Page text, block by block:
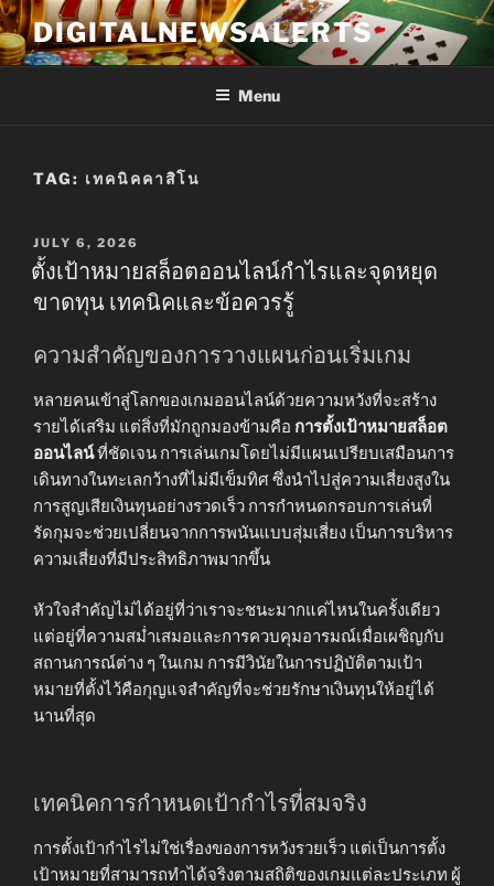
Skip
to
content
DIGITALNEWSALERTS
Menu
TAG: เทคนิคคาสิโน
POSTED
ON
JULY 6, 2026
ตั้งเป้าหมายสล็อตออนไลน์กำไรและจุดหยุด
ขาดทุน เทคนิคและข้อควรรู้
ความสำคัญของการวางแผนก่อนเริ่มเกม
หลายคนเข้าสู่โลกของเกมออนไลน์ด้วยความหวังที่จะสร้าง
รายได้เสริม แต่สิ่งที่มักถูกมองข้ามคือ การตั้งเป้าหมายสล็อต
ออนไลน์ที่ชัดเจน การเล่นเกมโดยไม่มีแผนเปรียบเสมือนการ
เดินทางในทะเลกว้างที่ไม่มีเข็มทิศ ซึ่งนำไปสู่ความเสี่ยงสูงใน
การสูญเสียเงินทุนอย่างรวดเร็ว การกำหนดกรอบการเล่นที่
รัดกุมจะช่วยเปลี่ยนจากการพนันแบบสุ่มเสี่ยง เป็นการบริหาร
ความเสี่ยงที่มีประสิทธิภาพมากขึ้น
หัวใจสำคัญไม่ได้อยู่ที่ว่าเราจะชนะมากแค่ไหนในครั้งเดียว
แต่อยู่ที่ความสม่ำเสมอและการควบคุมอารมณ์เมื่อเผชิญกับ
สถานการณ์ต่าง ๆ ในเกม การมีวินัยในการปฏิบัติตามเป้า
หมายที่ตั้งไว้คือกุญแจสำคัญที่จะช่วยรักษาเงินทุนให้อยู่ได้
นานที่สุด
เทคนิคการกำหนดเป้ากำไรที่สมจริง
การตั้งเป้ากำไรไม่ใช่เรื่องของการหวังรวยเร็ว แต่เป็นการตั้ง
เป้าหมายที่สามารถทำได้จริงตามสถิติของเกมแต่ละประเภท ผู้